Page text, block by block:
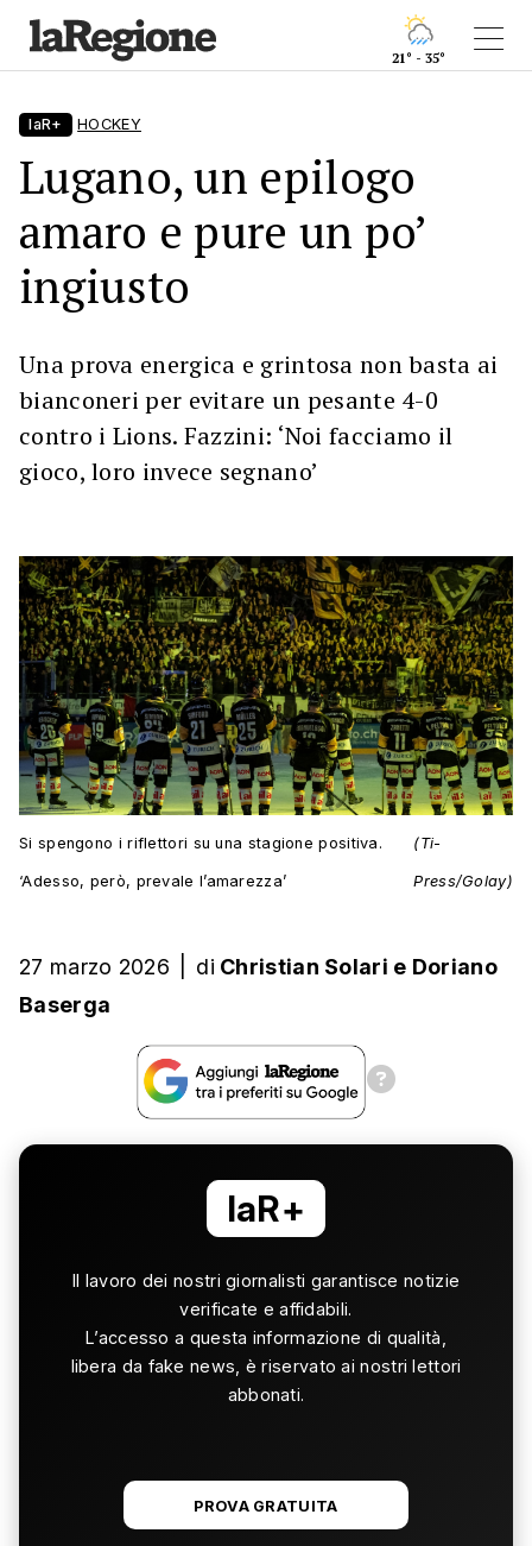
21° - 35°
laR+ HOCKEY
Lugano, un epilogo
amaro e pure un po’
ingiusto
Una prova energica e grintosa non basta ai
bianconeri per evitare un pesante 4-0
contro i Lions. Fazzini: ‘Noi facciamo il
gioco, loro invece segnano’
Si spengono i riflettori su una stagione positiva.
‘Adesso, però, prevale l’amarezza’
(Ti-
Press/Golay)
27 marzo 2026 di Christian Solari e Doriano
Baserga
laR+
Il lavoro dei nostri giornalisti garantisce notizie
verificate e affidabili.
L’accesso a questa informazione di qualità,
libera da fake news, è riservato ai nostri lettori
abbonati.
PROVA GRATUITA